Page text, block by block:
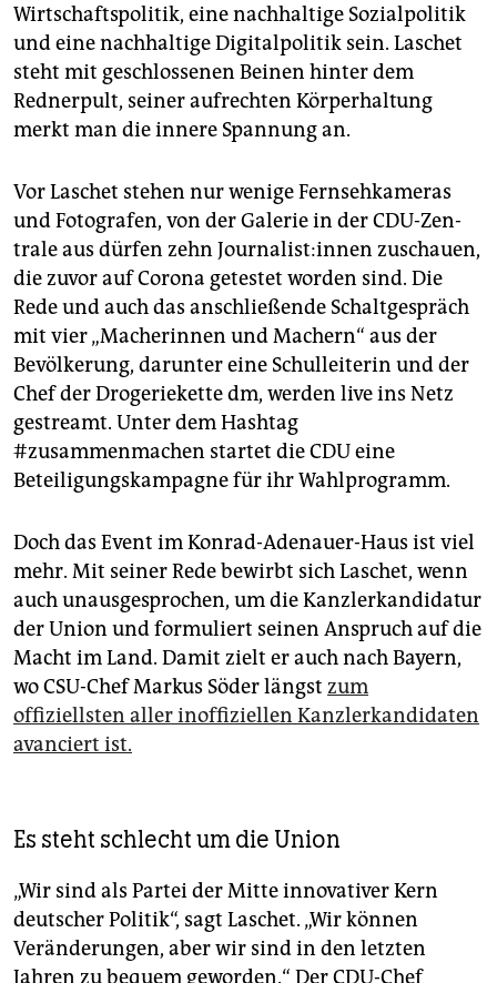
Wirtschaftspolitik, eine nachhaltige Sozialpolitik
und eine nachhaltige Digitalpolitik sein. Laschet
steht mit geschlossenen Beinen hinter dem
Rednerpult, seiner aufrechten Körperhaltung
merkt man die innere Spannung an.
Vor Laschet stehen nur wenige Fernsehkameras
und Fotografen, von der Galerie in der CDU-Zen­
trale aus dürfen zehn Jour­na­lis­t:in­nen zuschauen,
die zuvor auf Corona getestet worden sind. Die
Rede und auch das anschließende Schaltgespräch
mit vier „Macherinnen und Machern“ aus der
Bevölkerung, darunter eine Schulleiterin und der
Chef der Drogeriekette dm, werden live ins Netz
gestreamt. Unter dem Hashtag
#zusammenmachen startet die CDU eine
Beteiligungskampagne für ihr Wahlprogramm.
Doch das Event im Konrad-Adenauer-Haus ist viel
mehr. Mit seiner Rede bewirbt sich Laschet, wenn
auch unausgesprochen, um die Kanzlerkandidatur
der Union und formuliert seinen Anspruch auf die
Macht im Land. Damit zielt er auch nach Bayern,
wo CSU-Chef Markus Söder längst zum
offiziellsten aller inoffiziellen Kanzlerkandidaten
avanciert ist.
Es steht schlecht um die Union
„Wir sind als Partei der Mitte innovativer Kern
deutscher Politik“, sagt Laschet. „Wir können
Veränderungen, aber wir sind in den letzten
Jahren zu bequem geworden.“ Der CDU-Chef